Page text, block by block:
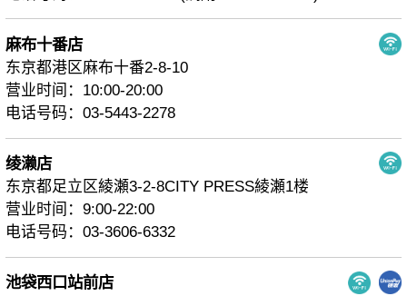
麻布十番店
东京都港区麻布十番2-8-10
营业时间：10:00-20:00
电话号码：03-5443-2278
绫濑店
东京都足立区綾瀬3-2-8CITY PRESS綾瀬1楼
营业时间：9:00-22:00
电话号码：03-3606-6332
池袋西口站前店